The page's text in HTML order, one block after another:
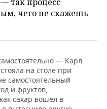
чего не скажешь
— Карл
на столе при
самостоятельный
и фруктов,
сахар вошел в